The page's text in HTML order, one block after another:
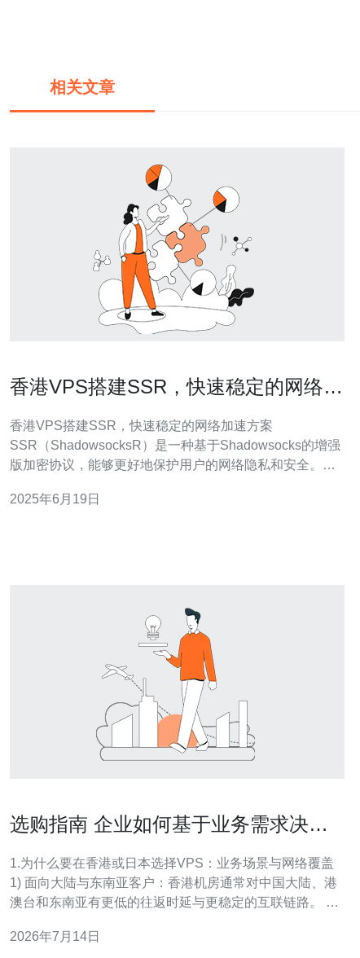
相关文章
香港VPS搭建SSR，快速稳定的网络加
香港VPS搭建SSR，快速稳定的网络加速方案
SSR（ShadowsocksR）是一种基于Shadowsocks的增强
版加密协议，能够更好地保护用户的网络隐私和安全。通
问更加流畅。 香港VPS具有良好的网络连接速度和稳定
2025年6月19日
选购指南 企业如何基于业务需求决定
1.为什么要在香港或日本选择VPS：业务场景与网络覆盖
1) 面向大陆与东南亚客户：香港机房通常对中国大陆、港
澳台和东南亚有更低的往返时延与更稳定的互联链路。 2)
日本本土和韩国的延迟最低，适合日文站点和低时延应
2026年7月14日